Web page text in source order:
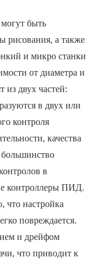
быть
рисования, а также
и микро станки
от диаметра и
из двух частей:
в двух или
контроля
качества
в
контроллеры ПИД.
что настройка
повреждается.
и дрейфом
что приводит к